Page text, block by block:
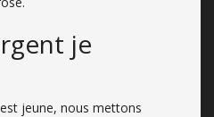
je
jeune, nous mettons